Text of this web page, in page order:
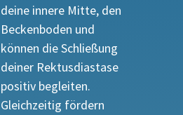
deine innere Mitte, den
Beckenboden und
können die Schließung
deiner Rektusdiastase
positiv begleiten.
Gleichzeitig fördern